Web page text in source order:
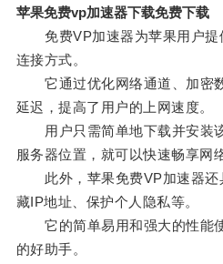
苹果免费vp加速器下载免费下载
免费VP加速器为苹果用户提
连接方式。
它通过优化网络通道、加密
延迟，提高了用户的上网速度。
用户只需简单地下载并安装
服务器位置，就可以快速畅享网
此外，苹果免费VP加速器还
藏IP地址、保护个人隐私等。
它的简单易用和强大的性能
的好助手。